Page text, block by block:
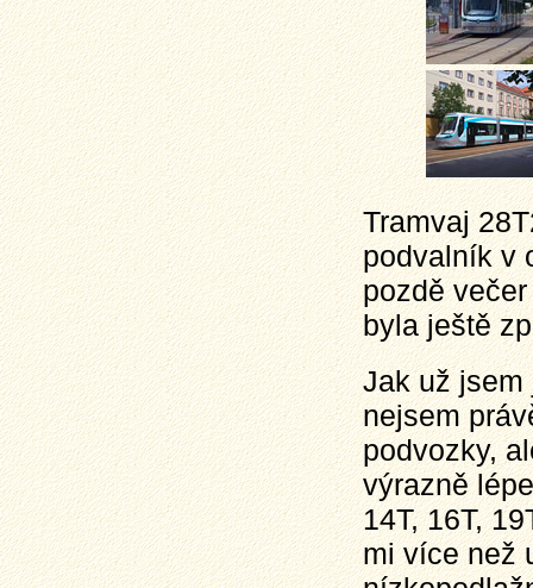
Tramvaj
podvalník v
pozdě
byla ještě
Jak už
nejsem
podvozky,
výrazně
14T, 16T,
mi více než